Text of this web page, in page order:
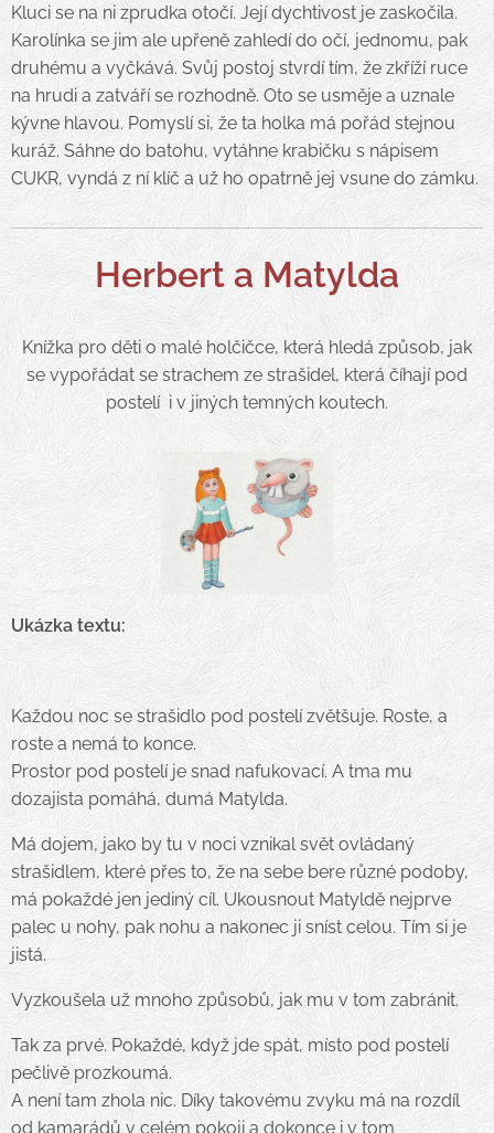
Kluci se na ni zprudka otočí. Její dychtivost je zaskočila.
Karolínka se jim ale upřeně zahledí do očí, jednomu, pak
druhému a vyčkává. Svůj postoj stvrdí tím, že zkříží ruce
na hrudi a zatváří se rozhodně. Oto se usměje a uznale
kývne hlavou. Pomyslí si, že ta holka má pořád stejnou
kuráž. Sáhne do batohu, vytáhne krabičku s nápisem
CUKR, vyndá z ní klíč a už ho opatrně jej vsune do zámku.
Herbert a Matylda
Knížka pro děti o malé holčičce, která hledá způsob, jak
se vypořádat se strachem ze strašidel, která číhají pod
postelí i v jiných temných koutech.
Ukázka textu:
Každou noc se strašidlo pod postelí zvětšuje. Roste, a
roste a nemá to konce.
Prostor pod postelí je snad nafukovací. A tma mu
dozajista pomáhá, dumá Matylda.
Má dojem, jako by tu v noci vznikal svět ovládaný
strašidlem, které přes to, že na sebe bere různé podoby,
má pokaždé jen jediný cíl. Ukousnout Matyldě nejprve
palec u nohy, pak nohu a nakonec ji sníst celou. Tím si je
jistá.
Vyzkoušela už mnoho způsobů, jak mu v tom zabránit.
Tak za prvé. Pokaždé, když jde spát, místo pod postelí
pečlivě prozkoumá.
A není tam zhola nic. Díky takovému zvyku má na rozdíl
od kamarádů v celém pokoji a dokonce i v tom